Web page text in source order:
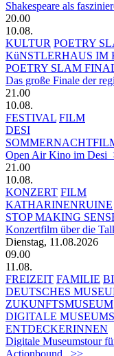
Shakespeare als
20.00
10.08.
KULTUR POETRY
KüNSTLERHAUS IM
POETRY SLAM
Das große Finale der
21.00
10.08.
FESTIVAL FILM
DESI
Open Air Kino im Desi
21.00
10.08.
KONZERT FILM
KATHARINENRUINE
STOP MAKING
Konzertfilm über die
Dienstag, 11.08.2026
09.00
11.08.
FREIZEIT FAMILIE
DEUTSCHES
ZUKUNFTSMUSEUM
DIGITALE
ENTDECKERINNEN
Digitale Museumstour
Actionbound. >>